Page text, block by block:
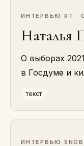
ИНТЕРВЬЮ · RT ·
Наталья
О выборах
в Госдуме и
текст
ИНТЕРВЬЮ ·